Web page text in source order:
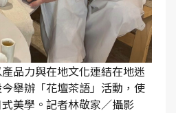
品力與在地文化連結在地迷
舉辦「花壇茶語」活動，使
美學。記者林敬家／攝影